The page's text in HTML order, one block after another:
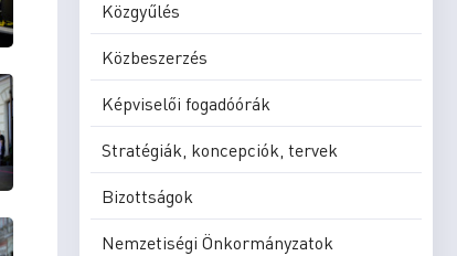
Közgyűlés
Közbeszerzés
Képviselői fogadóórák
Stratégiák, koncepciók, tervek
Bizottságok
Nemzetiségi Önkormányzatok